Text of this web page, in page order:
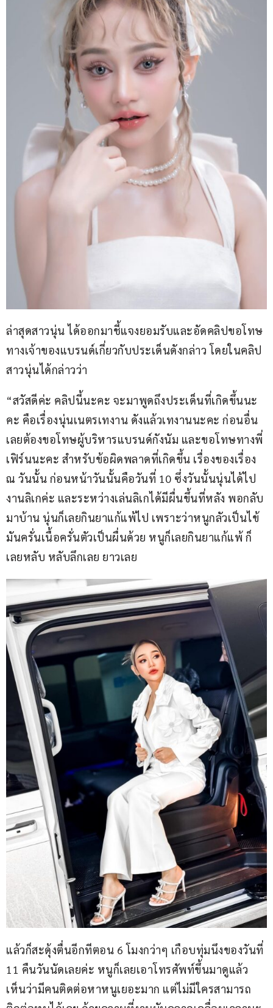
ล่าสุดสาวนุ่น ได้ออกมาชี้แจงยอมรับและอัดคลิปขอโทษ
ทางเจ้าของแบรนด์เกี่ยวกับประเด็นดังกล่าว โดยในคลิป
สาวนุ่นได้กล่าวว่า
“สวัสดีค่ะ คลิปนี้นะคะ จะมาพูดถึงประเด็นที่เกิดขึ้นนะ
คะ คือเรื่องนุ่นเนตรเทงาน ดังแล้วเทงานนะคะ ก่อนอื่น
เลยต้องขอโทษผู้บริหารแบรนด์กังนัม และขอโทษทางพี่
เฟิร์นนะคะ สำหรับข้อผิดพลาดที่เกิดขึ้น เรื่องของเรื่อง
ณ วันนั้น ก่อนหน้าวันนั้นคือวันที่ 10 ซึ่งวันนั้นนุ่นได้ไป
งานลิเกค่ะ และระหว่างเล่นลิเกได้มีผื่นขึ้นที่หลัง พอกลับ
มาบ้าน นุ่นก็เลยกินยาแก้แพ้ไป เพราะว่าหนูกลัวเป็นไข้
มันครั่นเนื้อครั่นตัวเป็นผื่นด้วย หนูก็เลยกินยาแก้แพ้ ก็
เลยหลับ หลับลึกเลย ยาวเลย
แล้วก็สะดุ้งตื่นอีกทีตอน 6 โมงกว่าๆ เกือบทุ่มนึงของวันที่
11 คืนวันนัดเลยค่ะ หนูก็เลยเอาโทรศัพท์ขึ้นมาดูแล้ว
เห็นว่ามีคนติดต่อหาหนูเยอะมาก แต่ไม่มีใครสามารถ